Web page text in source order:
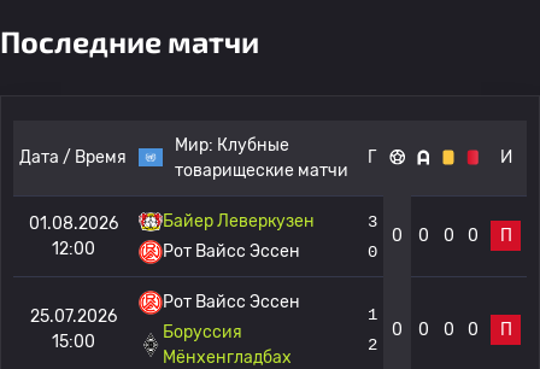
Последние матчи
Дата / Время
Мир: Клубные
товарищеские матчи
Г И
01.08.2026
12:00
Байер Леверкузен
Рот Вайсс Эссен
3
0
0 0 0 0 П
25.07.2026
15:00
Рот Вайсс Эссен
Боруссия
Мёнхенгладбах
1
2
0 0 0 0 П